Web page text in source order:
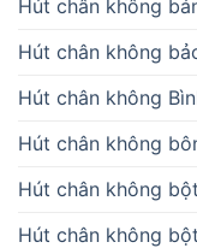
Hút chân không
Hút chân không
Hút chân không
Hút chân không
Hút chân không
Hút chân không